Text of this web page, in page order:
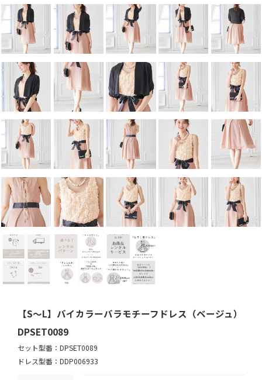
【S～L】バイカラーバラモチーフドレス（ベージュ）
DPSET0089
セット型番：DPSET0089
ドレス型番：DDP006933